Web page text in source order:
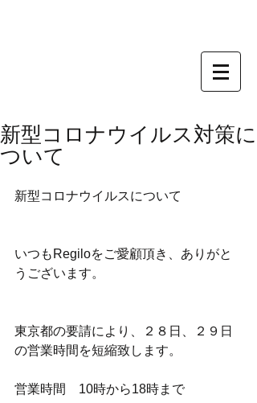
新型コロナウイルス対策に
ついて
新型コロナウイルスについて
いつもRegiloをご愛顧頂き、ありがと
うございます。﻿
東京都の要請により、２８日、２９日
の営業時間を短縮致します。
営業時間　10時から18時まで